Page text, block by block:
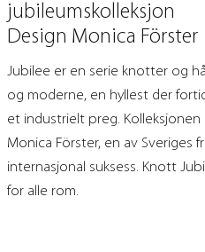
jubileumskolleksjon
Design Monica Förster
Jubilee er en serie knotter og
og moderne, en hyllest der
et industrielt preg.
Monica Förster, en av Sveriges
internasjonal suksess. Knott
for alle rom.